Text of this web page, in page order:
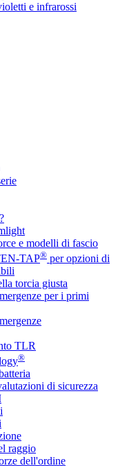
e infrarossi
e modelli di fascio
TAP® per opzioni di
torcia giusta
per i primi
TLR
®
di sicurezza
raggio
dell'ordine